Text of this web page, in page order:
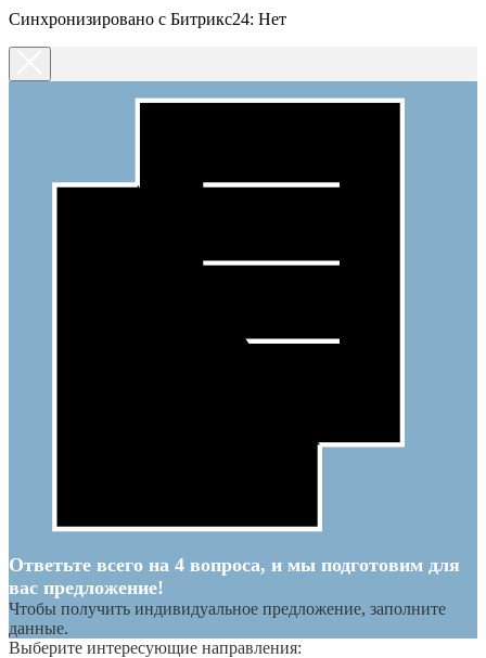
Синхронизировано с Битрикс24: Нет
Ответьте всего на 4 вопроса, и мы подготовим для
вас предложение!
Чтобы получить индивидуальное предложение, заполните
данные.
Выберите интересующие направления: